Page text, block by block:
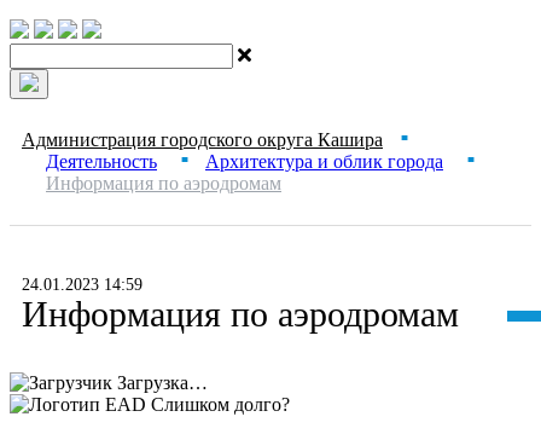
Администрация городского округа Кашира ■
Деятельность ■ Архитектура и облик города ■
Информация по аэродромам
24.01.2023 14:59
Информация по аэродромам
Загрузка…
Слишком долго?